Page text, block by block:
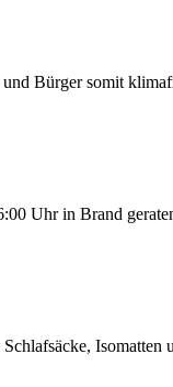
Bürger somit
Uhr in Brand
Isomatten